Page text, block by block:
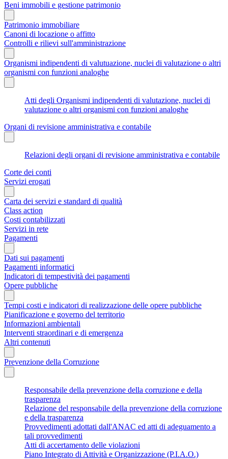
Beni immobili e gestione patrimonio
Patrimonio immobiliare
Canoni di locazione o affitto
Controlli e rilievi sull'amministrazione
Organismi indipendenti di valutuazione, nuclei di valutazione o altri
organismi con funzioni analoghe
Atti degli Organismi indipendenti di valutazione, nuclei di
valutazione o altri organismi con funzioni analoghe
Organi di revisione amministrativa e contabile
Relazioni degli organi di revisione amministrativa e contabile
Corte dei conti
Servizi erogati
Carta dei servizi e standard di qualità
Class action
Costi contabilizzati
Servizi in rete
Pagamenti
Dati sui pagamenti
Pagamenti informatici
Indicatori di tempestività dei pagamenti
Opere pubbliche
Tempi costi e indicatori di realizzazione delle opere pubbliche
Pianificazione e governo del territorio
Informazioni ambientali
Interventi straordinari e di emergenza
Altri contenuti
Prevenzione della Corruzione
Responsabile della prevenzione della corruzione e della
trasparenza
Relazione del responsabile della prevenzione della corruzione
e della trasparenza
Provvedimenti adottati dall'ANAC ed atti di adeguamento a
tali provvedimenti
Atti di accertamento delle violazioni
Piano Integrato di Attività e Organizzazione (P.I.A.O.)